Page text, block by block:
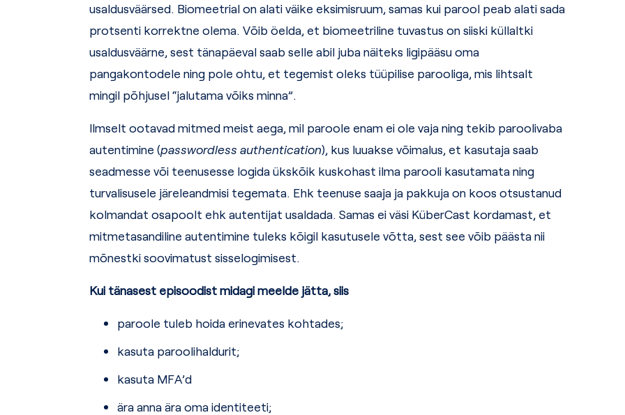
usaldusväärsed. Biomeetrial on alati väike eksimisruum, samas kui parool peab alati sada
protsenti korrektne olema. Võib öelda, et biomeetriline tuvastus on siiski küllaltki
usaldusväärne, sest tänapäeval saab selle abil juba näiteks ligipääsu oma
pangakontodele ning pole ohtu, et tegemist oleks tüüpilise parooliga, mis lihtsalt
mingil põhjusel “jalutama võiks minna”.
Ilmselt ootavad mitmed meist aega, mil paroole enam ei ole vaja ning tekib paroolivaba
autentimine (passwordless authentication), kus luuakse võimalus, et kasutaja saab
seadmesse või teenusesse logida ükskõik kuskohast ilma parooli kasutamata ning
turvalisusele järeleandmisi tegemata. Ehk teenuse saaja ja pakkuja on koos otsustanud
kolmandat osapoolt ehk autentijat usaldada. Samas ei väsi KüberCast kordamast, et
mitmetasandiline autentimine tuleks kõigil kasutusele võtta, sest see võib päästa nii
mõnestki soovimatust sisselogimisest.
Kui tänasest episoodist midagi meelde jätta, siis
paroole tuleb hoida erinevates kohtades;
kasuta paroolihaldurit;
kasuta MFA’d
ära anna ära oma identiteeti;